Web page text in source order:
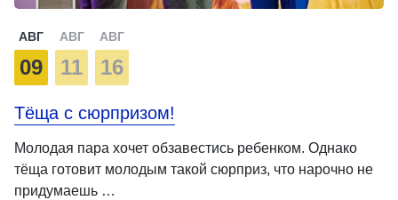
АВГ
09
АВГ
11
АВГ
16
Тёща с сюрпризом!
Молодая пара хочет обзавестись ребенком. Однако
тёща готовит молодым такой сюрприз, что нарочно не
придумаешь …